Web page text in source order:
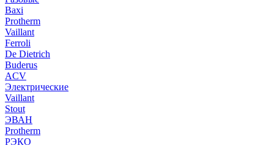
Baxi
Protherm
Vaillant
Ferroli
De Dietrich
Buderus
ACV
Электрические
Vaillant
Stout
ЭВАН
Protherm
РЭКО